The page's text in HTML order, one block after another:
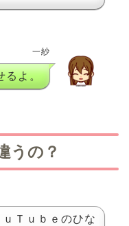
一紗
るよ。
うの？
Ｔｕｂｅのひな